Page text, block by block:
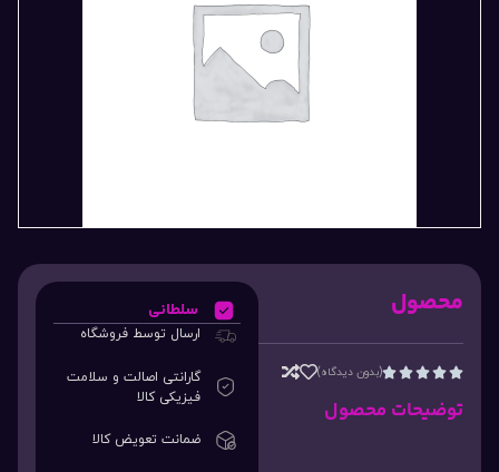
محصول




(بدون دیدگاه)
توضیحات محصول
سلطانی
ارسال توسط فروشگاه
گارانتی اصالت و سلامت
فیزیکی کالا
ضمانت تعویض کالا